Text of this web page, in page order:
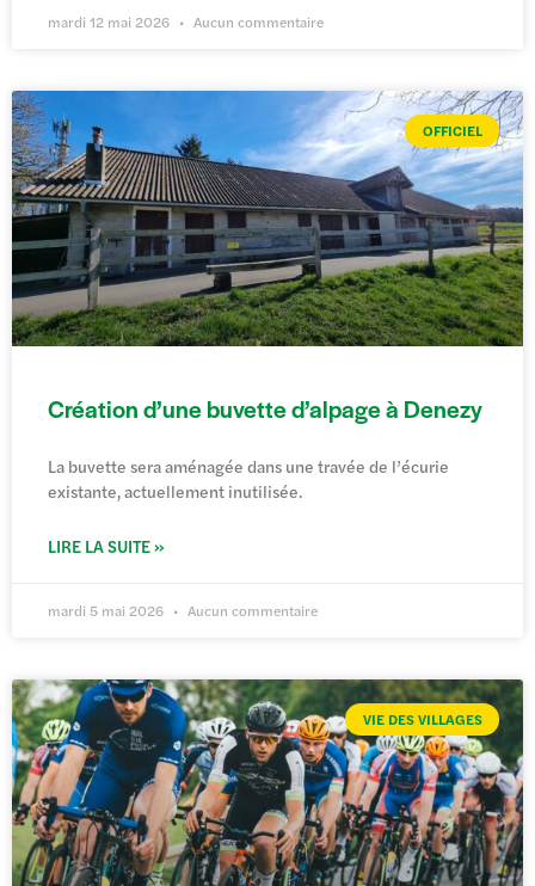
mardi 12 mai 2026 Aucun commentaire
OFFICIEL
Création d’une buvette d’alpage à Denezy
La buvette sera aménagée dans une travée de l’écurie
existante, actuellement inutilisée.
LIRE LA SUITE »
mardi 5 mai 2026 Aucun commentaire
VIE DES VILLAGES